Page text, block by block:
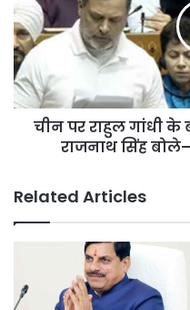
करोड़
से
होगा
विकास
गांधी
के
बयान
से
लोकसभा
में
बवाल,
—
सबूत
दो
मांगो
चीन पर राहुल गांधी
राजनाथ सिंह
Related Articles